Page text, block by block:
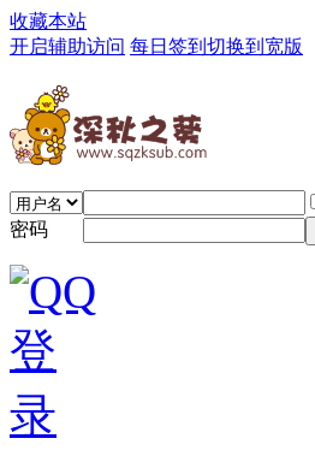
收藏本站
开启辅助访问 每日签到 切换到宽版
密码